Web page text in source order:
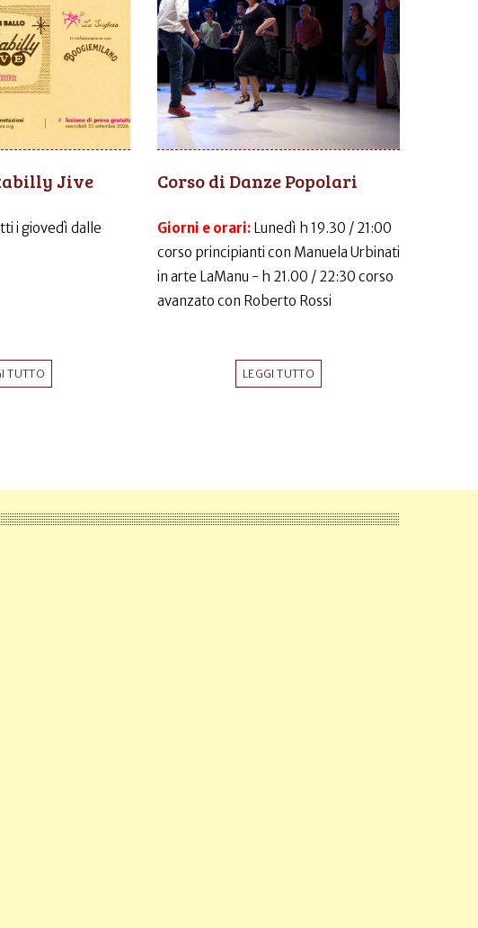
Jive
i giovedì dalle
TUTTO
Corso di Danze Popolari
Giorni e orari: Lunedì h 19.30 / 21:00
corso principianti con Manuela Urbinati
in arte LaManu - h 21.00 / 22:30 corso
avanzato con Roberto Rossi
LEGGI TUTTO